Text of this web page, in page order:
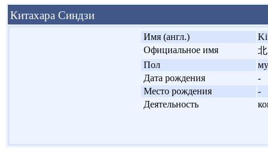
Китахара Синдзи
Имя (англ.)
Официальное имя
Пол
Дата рождения
-
Место рождения
-
Деятельность